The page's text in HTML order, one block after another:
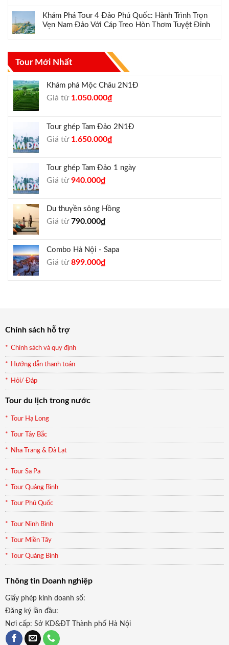
Khám Phá Tour 4 Đảo Phú Quốc: Hành Trình Trọn
Vẹn Nam Đảo Với Cáp Treo Hòn Thơm Tuyệt Đỉnh
Tour Mới Nhất
Khám phá Mộc Châu 2N1Đ
Giá từ Giá
1.300.000₫.
1.050.000₫Giá
là:
Tour ghép Tam Đảo 2N1Đ
Giá từ Giá
1.800.000₫.
1.650.000₫Giá
là:
Tour ghép Tam Đảo 1 ngày
Giá từGiá
1.000.000₫.
940.000₫Giá
là:
Du thuyền sông Hồng
Giá từ790.000₫
Combo Hà Nội - Sapa
Giá từGiá
899.000₫Giá
Chính sách hỗ trợ
Chính sách và quy định
Hướng dẫn thanh toán
Hỏi/ Đáp
Tour du lịch trong nước
Tour Hạ Long
Tour Tây Bắc
Nha Trang & Đà Lạt
Tour Sa Pa
Tour Quảng Bình
Tour Phú Quốc
Tour Ninh Bình
Tour Miền Tây
Tour Quảng Bình
Thông tin Doanh nghiệp
Giấy phép kinh doanh số:
Đăng ký lần đầu:
Nơi cấp: Sở KD&ĐT Thành phố Hà Nội